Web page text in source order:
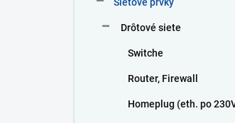
Drôtové siete
Switche
Router, Firewall
Homeplug (eth. po